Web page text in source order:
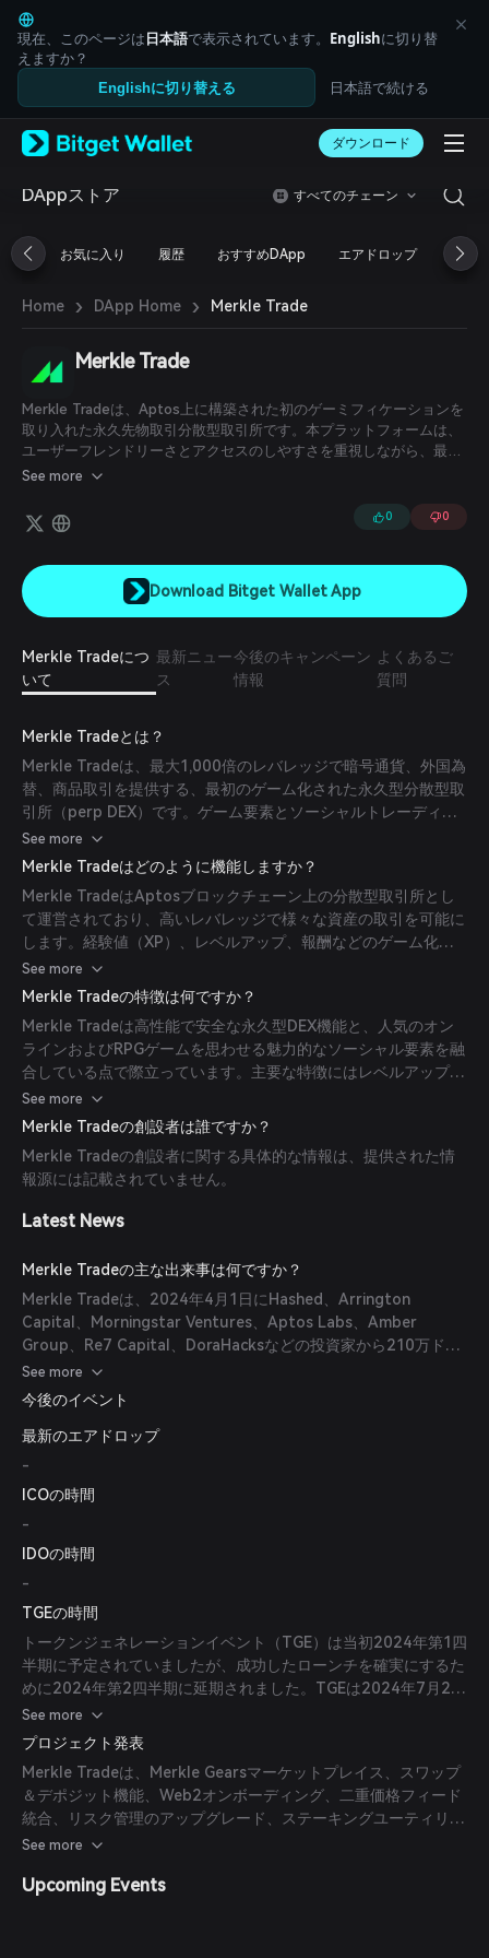
English
日本語
Tiếng Việt
Русский
Español (Latinoamérica)
Italiano
Deutsch
繁體中文
Português (Portugal)
ภาษาไทย
العربية
Español
Português (Brasil)
Español (Argentina)
現在、このページは日本語で表示されています。 Englishに切り替
えますか？
Englishに切り替える 日本語で続ける
ダウンロード
DAppストア すべてのチェーン
お気に入り 履歴 おすすめDApp エアドロップ DeFi
Home › DApp Home › Merkle Trade
Merkle Trade
Merkle Tradeは、Aptos上に構築された初のゲーミフィケーションを
取り入れた永久先物取引分散型取引所です。本プラットフォームは、
ユーザーフレンドリーさとアクセスのしやすさを重視しながら、最大
規模の分散型レバレッジ取引センターとなることを目指しています。
See more
0 0
Download Bitget Wallet App
Merkle Tradeにつ
いて
最新ニュー
ス
今後のキャンペーン
情報
よくあるご
質問
Merkle Tradeとは？
Merkle Tradeは、最大1,000倍のレバレッジで暗号通貨、外国為
替、商品取引を提供する、最初のゲーム化された永久型分散型取
引所（perp DEX）です。ゲーム要素とソーシャルトレーディン
グを統合することで取引の民主化を目指し、幅広いユーザーにア
クセスしやすくしています。独自のレベルアップシステム、ルー
トボックス、NFT報酬を特徴とし、経験豊富なトレーダーと初心
者の両方にとって魅力的で報酬のある取引体験を提供します。
See more
Merkle Tradeはどのように機能しますか？
Merkle TradeはAptosブロックチェーン上の分散型取引所とし
て運営されており、高いレバレッジで様々な資産の取引を可能に
します。経験値（XP）、レベルアップ、報酬などのゲーム化要
素を取り入れ、ユーザーのエンゲージメントを高めています。ガ
ス代無料、ワンクリック取引、オムニチェーンオンボーディン
グ、高速注文処理を提供し、効率的で楽しい取引を実現していま
す。
See more
Merkle Tradeの特徴は何ですか？
Merkle Tradeは高性能で安全な永久型DEX機能と、人気のオン
ラインおよびRPGゲームを思わせる魅力的なソーシャル要素を融
合している点で際立っています。主要な特徴にはレベルアップシ
ステム、ルートボックス、NFT報酬があり、参入障壁を下げ、す
べてのユーザーにとって取引をよりアクセスしやすく楽しいもの
See more
Merkle Tradeの創設者は誰ですか？
Merkle Tradeの創設者に関する具体的な情報は、提供された情
報源には記載されていません。
Latest News
Merkle Tradeの主な出来事は何ですか？
Merkle Tradeは、2024年4月1日にHashed、Arrington
Capital、Morningstar Ventures、Aptos Labs、Amber
Group、Re7 Capital、DoraHacksなどの投資家から210万ドル
のシード資金調達を達成するなど、重要なマイルストーンを達成
しました。また、プラットフォームはローンチから10か月間で
ーを引き付けています。
See more
今後のイベント
最新のエアドロップ
-
ICOの時間
-
IDOの時間
-
TGEの時間
トークンジェネレーションイベント（TGE）は当初2024年第1四
半期に予定されていましたが、成功したローンチを確実にするた
めに2024年第2四半期に延期されました。TGEは2024年7月25
日に実施されました。
See more
プロジェクト発表
Merkle Tradeは、Merkle Gearsマーケットプレイス、スワップ
＆デポジット機能、Web2オンボーディング、二重価格フィード
統合、リスク管理のアップグレード、ステーキングユーティリテ
ィを備えたMKLトークンの導入など、いくつかの今後の開発を発
See more
Upcoming Events